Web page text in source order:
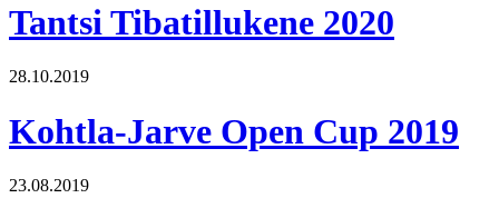
Tantsi Tibatillukene 2020
28.10.2019
Kohtla-Jarve Open Cup 2019
23.08.2019